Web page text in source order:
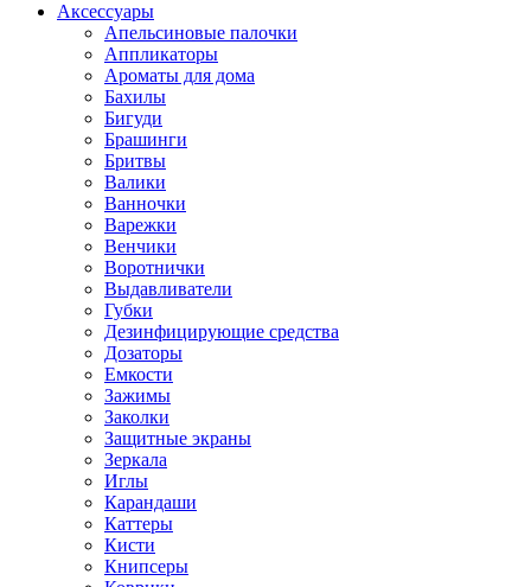
Аксессуары
Апельсиновые палочки
Аппликаторы
Ароматы для дома
Бахилы
Бигуди
Брашинги
Бритвы
Валики
Ванночки
Варежки
Венчики
Воротнички
Выдавливатели
Губки
Дезинфицирующие средства
Дозаторы
Емкости
Зажимы
Заколки
Защитные экраны
Зеркала
Иглы
Карандаши
Каттеры
Кисти
Книпсеры